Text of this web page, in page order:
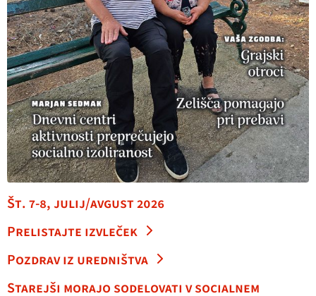
Št. 7-8, julij/avgust 2026
Prelistajte izvleček
Pozdrav iz uredništva
Starejši morajo sodelovati v socialnem